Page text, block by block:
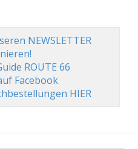
NEWSLETTER
ROUTE 66
Facebook
HIER